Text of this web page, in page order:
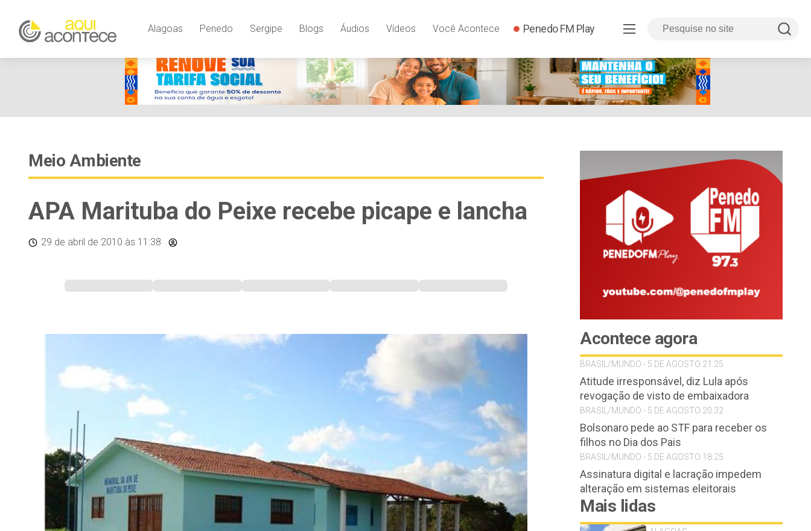
Alagoas Penedo Sergipe Blogs Áudios Vídeos Você Acontece Penedo FM Play
Meio Ambiente
APA Marituba do Peixe recebe picape e lancha
29 de abril de 2010 às 11:38
Acontece agora
BRASIL/MUNDO - 5 DE AGOSTO 21:25
Atitude irresponsável, diz Lula após
revogação de visto de embaixadora
BRASIL/MUNDO - 5 DE AGOSTO 20:32
Bolsonaro pede ao STF para receber os
filhos no Dia dos Pais
BRASIL/MUNDO - 5 DE AGOSTO 18:25
Assinatura digital e lacração impedem
alteração em sistemas eleitorais
Mais lidas